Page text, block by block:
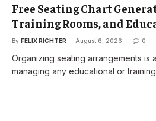
Free Seating Chart
Training Rooms, and
By FELIX RICHTER August 6, 2026 0
Organizing seating arrangements is
managing any educational or